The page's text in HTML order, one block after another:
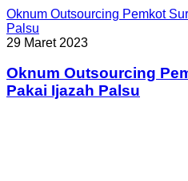
Oknum Outsourcing Pemkot
Palsu
29 Maret 2023
Oknum Outsourcing
Pakai Ijazah Palsu